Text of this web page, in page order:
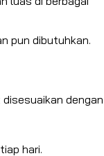
pun dibutuhkan.
dengan
hari.